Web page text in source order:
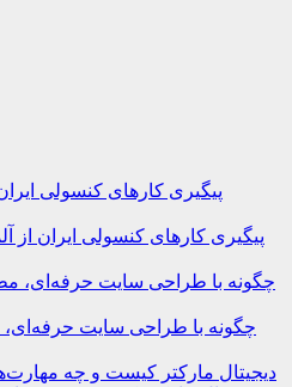
پیگیری کارهای کنسولی ایران از
چگونه با طراحی سایت حرفه‌ای،